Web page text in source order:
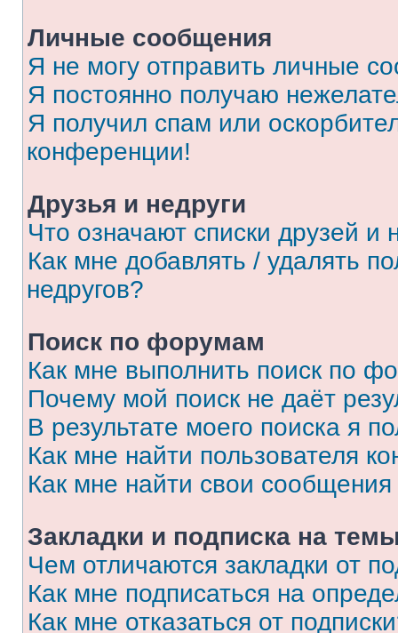
Личные сообщения
Я не могу отправить личные
Я постоянно получаю
Я получил спам или
конференции!
Друзья и недруги
Что означают списки друзей и
Как мне добавлять / удалять
недругов?
Поиск по форумам
Как мне выполнить поиск по
Почему мой поиск не даёт
В результате моего поиска я
Как мне найти пользователя
Как мне найти свои
Закладки и подписка на
Чем отличаются закладки от
Как мне подписаться на
Как мне отказаться от